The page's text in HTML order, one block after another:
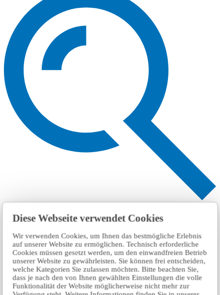
Diese Webseite verwendet Cookies
Wir verwenden Cookies, um Ihnen das bestmögliche Erlebnis
auf unserer Website zu ermöglichen. Technisch erforderliche
Cookies müssen gesetzt werden, um den einwandfreien Betrieb
unserer Website zu gewährleisten. Sie können frei entscheiden,
welche Kategorien Sie zulassen möchten. Bitte beachten Sie,
dass je nach den von Ihnen gewählten Einstellungen die volle
Funktionalität der Website möglicherweise nicht mehr zur